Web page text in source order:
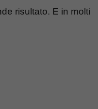
risultato. E in molti